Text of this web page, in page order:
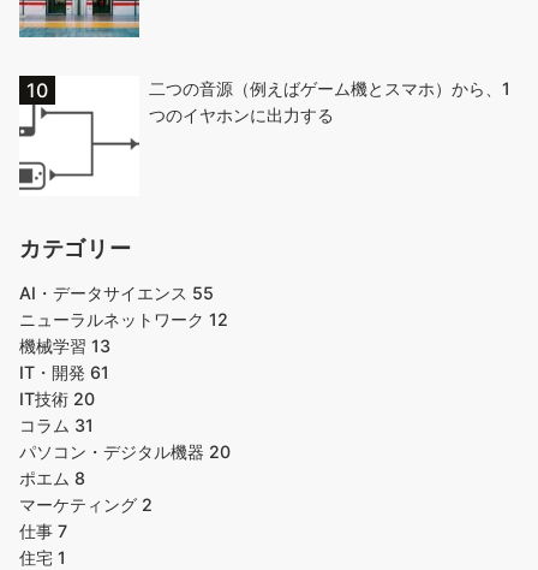
二つの音源（例えばゲーム機とスマホ）から、1
つのイヤホンに出力する
カテゴリー
AI・データサイエンス 55
ニューラルネットワーク 12
機械学習 13
IT・開発 61
IT技術 20
コラム 31
パソコン・デジタル機器 20
ポエム 8
マーケティング 2
仕事 7
住宅 1